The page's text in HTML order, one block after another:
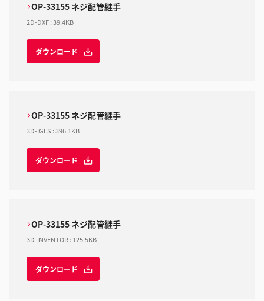
OP-33155 ネジ配管継手
2D-DXF:39.4KB
ダウンロード
OP-33155 ネジ配管継手
3D-IGES :396.1KB
ダウンロード
OP-33155 ネジ配管継手
3D-INVENTOR: 125.5KB
ダウンロード